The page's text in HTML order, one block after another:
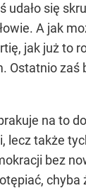
się
A jak
jak już to
Ostatnio
na to
także
bez